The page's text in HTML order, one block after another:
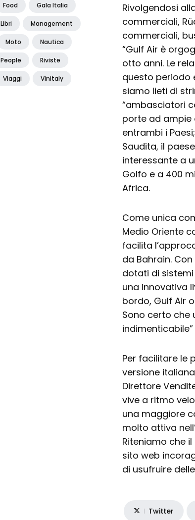
Food Gala Italia
Libri Management
Moto Nautica
People Riviste
Viaggi Vinitaly
Rivolgendosi
commerciali,
commerciali,
“Gulf Air è
otto anni. Le
questo periodo
siamo lieti di
“ambasciatori
porte ad ampie
entrambi i
Saudita, il
interessante a
Golfo e a 400
Africa.
Come unica
Medio Oriente
facilita
da Bahrain.
dotati di
una innovativa
bordo, Gulf Air
Sono certo che
Per facilitare le
versione
Direttore
vive a ritmo
una maggiore
molto attiva
Riteniamo che
sito web
di usufruire
Twitter